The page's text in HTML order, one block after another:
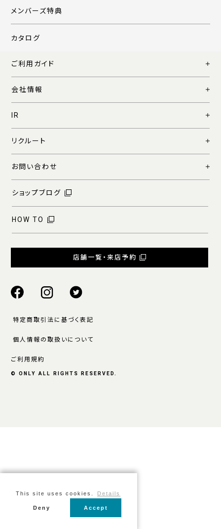
メンバーズ特典
カタログ
ご利用ガイド
会社情報
IR
リクルート
お問い合わせ
ショップブログ
HOW TO
店舗一覧・来店予約
特定商取引法に基づく表記
個人情報の取扱いについて
ご利用規約
© ONLY ALL RIGHTS RESERVED.
This site uses cookies. Details
Deny Accept